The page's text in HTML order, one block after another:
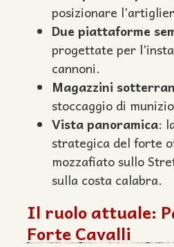
posizionare
Due piattaforme
progettate per
cannoni.
Magazzini
stoccaggio di
Vista panoramica:
strategica del forte
mozzafiato sullo
sulla costa calabra.
Il ruolo attuale:
Forte Cavalli